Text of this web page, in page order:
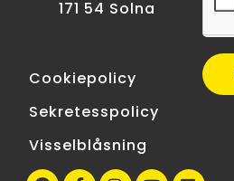
171 54 Solna
Cookiepolicy
Sekretesspolicy
Visselblåsning